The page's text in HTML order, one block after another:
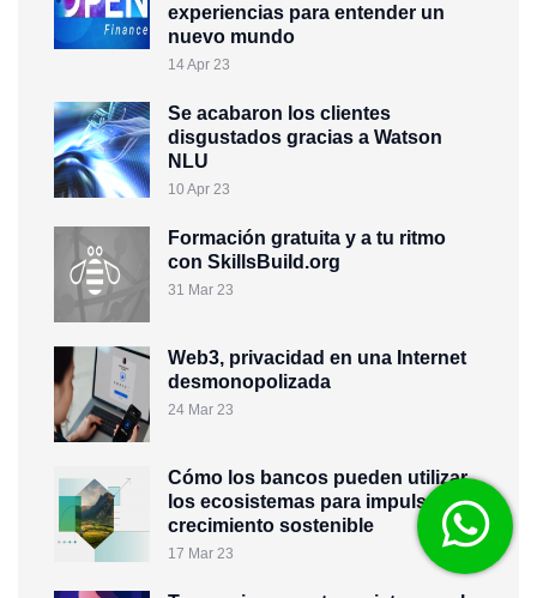
experiencias para entender un
nuevo mundo
14 Apr 23
Se acabaron los clientes
disgustados gracias a Watson
NLU
10 Apr 23
Formación gratuita y a tu ritmo
con SkillsBuild.org
31 Mar 23
Web3, privacidad en una Internet
desmonopolizada
24 Mar 23
Cómo los bancos pueden utilizar
los ecosistemas para impulsar el
crecimiento sostenible
17 Mar 23